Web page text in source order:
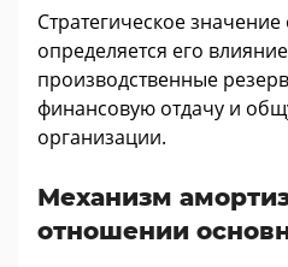
Стратегическое
определяется его
производственные
финансовую отдачу и
организации.
Механизм
отношении